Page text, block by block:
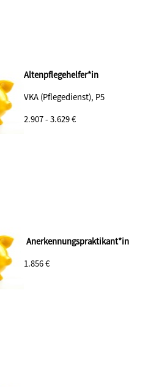
Altenpflegehelfer*in
VKA (Pflegedienst), P5
2.907 - 3.629 €
Anerkennungspraktikant*in
1.856 €